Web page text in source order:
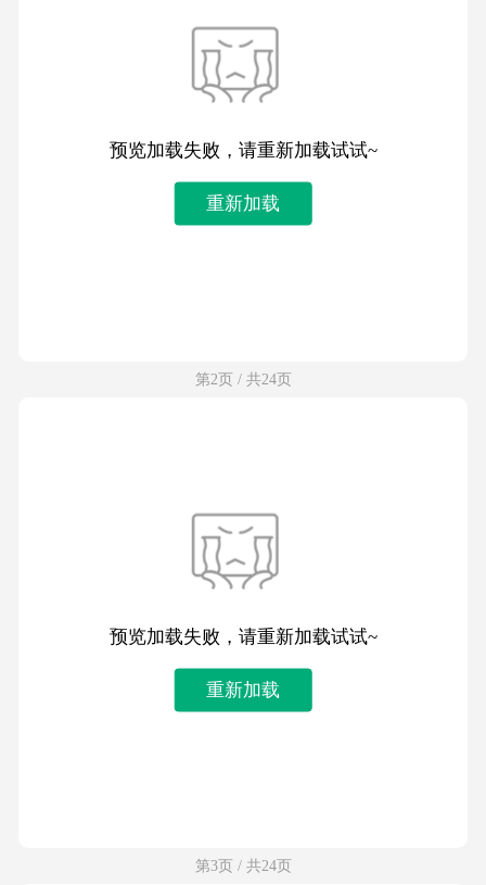
预览加载失败，请重新加载试试~
重新加载
第2页 / 共24页
预览加载失败，请重新加载试试~
重新加载
第3页 / 共24页